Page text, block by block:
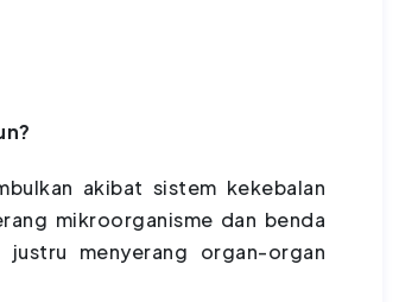
akibat sistem kekebalan
mikroorganisme dan benda
menyerang organ-organ